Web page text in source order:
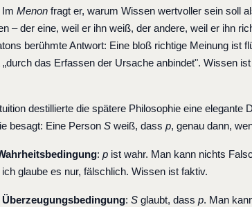
Im Menon fragt er, warum Wissen wertvoller sein soll
– der eine, weil er ihn weiß, der andere, weil er ihn
berühmte Antwort: Eine bloß richtige Meinung ist
das Erfassen der Ursache anbindet". Wissen
destillierte die spätere Philosophie eine elegante
besagt: Eine Person S weiß, dass p, genau dann,
: p ist wahr. Man kann nichts
glaube es nur, fälschlich. Wissen ist faktiv.
Überzeugungsbedingung: S glaubt, dass p. Man